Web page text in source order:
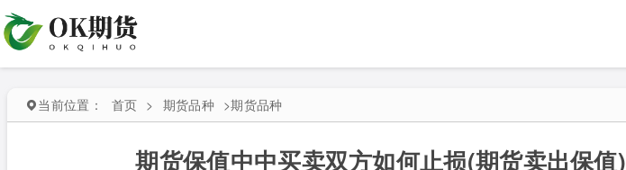
当前位置： 首页 > 期货品种 >期货品种
期货保值中中买卖双方如何止损(期货卖出保值)